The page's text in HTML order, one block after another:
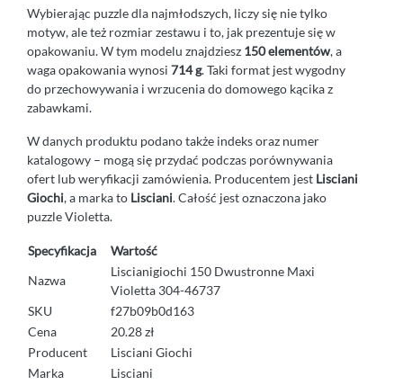
Wybierając puzzle dla najmłodszych, liczy się nie tylko
motyw, ale też rozmiar zestawu i to, jak prezentuje się w
opakowaniu. W tym modelu znajdziesz 150 elementów, a
waga opakowania wynosi 714 g. Taki format jest wygodny
do przechowywania i wrzucenia do domowego kącika z
zabawkami.
W danych produktu podano także indeks oraz numer
katalogowy – mogą się przydać podczas porównywania
ofert lub weryfikacji zamówienia. Producentem jest Lisciani
Giochi, a marka to Lisciani. Całość jest oznaczona jako
puzzle Violetta.
Specyfikacja
Wartość
Nazwa
Liscianigiochi 150 Dwustronne Maxi
Violetta 304-46737
SKU
f27b09b0d163
Cena
20.28 zł
Producent
Lisciani Giochi
Marka
Lisciani